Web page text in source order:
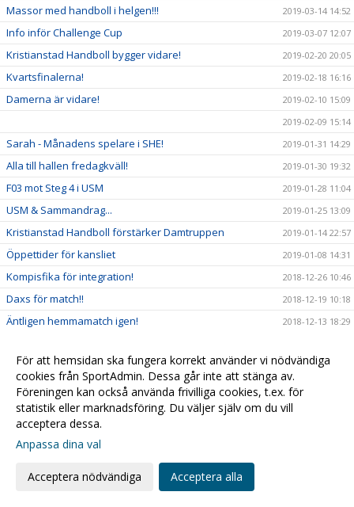
Massor med handboll i helgen!!! 2019-03-14 14:52
Info inför Challenge Cup 2019-03-07 12:07
Kristianstad Handboll bygger vidare! 2019-02-20 20:05
Kvartsfinalerna! 2019-02-18 16:16
Damerna är vidare!
2019-02-10 15:09
2019-02-09 15:14
Sarah - Månadens spelare i SHE! 2019-01-31 14:29
Alla till hallen fredagkväll! 2019-01-30 19:32
F03 mot Steg 4 i USM 2019-01-28 11:04
USM & Sammandrag... 2019-01-25 13:09
Kristianstad Handboll förstärker Damtruppen 2019-01-14 22:57
Öppettider för kansliet 2019-01-08 14:31
Kompisfika för integration! 2018-12-26 10:46
Daxs för match!! 2018-12-19 10:18
Äntligen hemmamatch igen! 2018-12-13 18:29
Fullt med handboll i helgen! 2018-11-30 14:24
Lottningen klar - vi möter... 2018-11-22 11:25
Lottning Challenge Cup 2018-11-22 10:02
En poäng mot Skara!
Framgångar för Skånelagen i Sverige Cupen
Matchanalys #2
För att hemsidan ska fungera korrekt använder vi nödvändiga
cookies från SportAdmin. Dessa går inte att stänga av.
Föreningen kan också använda frivilliga cookies, t.ex. för
statistik eller marknadsföring. Du väljer själv om du vill
acceptera dessa.
Anpassa dina val
Acceptera nödvändiga Acceptera alla